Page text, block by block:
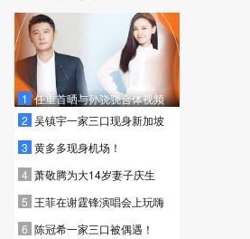
1 任重首晒与孙骁骁合体视频
2 吴镇宇一家三口现身新加坡
3 黄多多现身机场！
4 萧敬腾为大14岁妻子庆生
5 王菲在谢霆锋演唱会上玩嗨
6 陈冠希一家三口被偶遇！